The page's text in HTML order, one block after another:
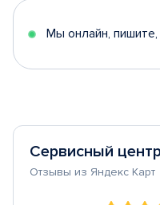
5
Мы онлайн, пишите,
Сервисный
Отзывы из Яндекс Карт